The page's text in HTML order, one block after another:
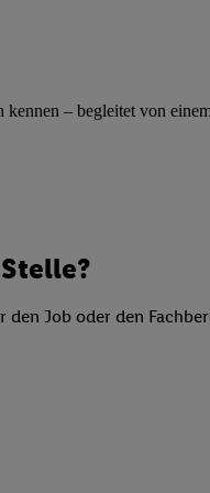
– begleitet von
Job oder den
Quellen,
Verwendung